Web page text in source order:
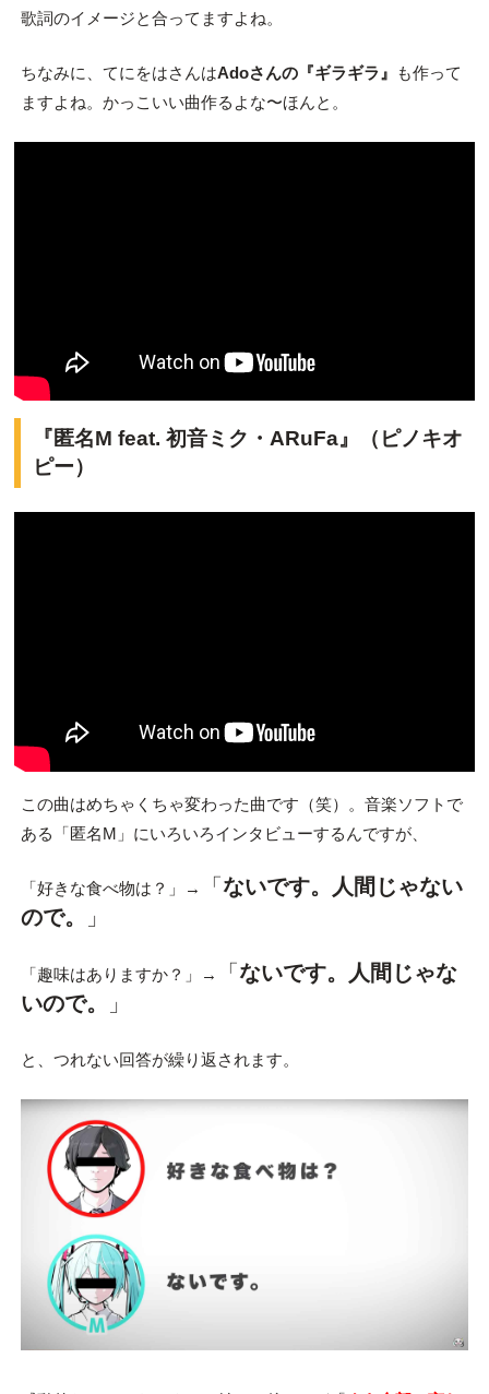
歌詞のイメージと合ってますよね。
ちなみに、てにをはさんはAdoさんの『ギラギラ』
も作って
ますよね。かっこいい曲作るよな〜ほんと。
『匿名M feat. 初音ミク・ARuFa』（ピノキオ
ピー）
この曲はめちゃくちゃ変わった曲です（笑）。音楽ソフトで
ある「匿名M」にいろいろインタビューするんですが、
「好きな食べ物は？」→ 「 ないです。人間じゃない
ので。
」
「趣味はありますか？」→ 「 ないです。人間じゃな
いので。
」
と、つれない回答が繰り返されます。